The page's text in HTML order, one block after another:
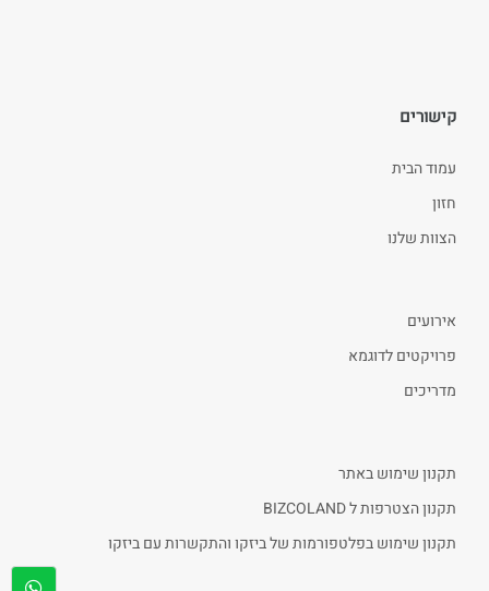
קישורים
עמוד הבית
חזון
הצוות שלנו
אירועים
פרויקטים לדוגמא
מדריכים
תקנון שימוש באתר
תקנון הצטרפות ל BIZCOLAND
תקנון שימוש בפלטפורמות של ביזקו והתקשרות עם ביזקו